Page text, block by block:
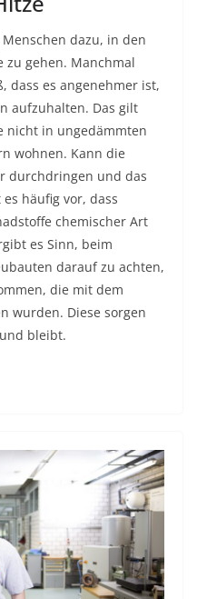
dazu, in den
zu gehen. Manchmal
dass es angenehmer ist,
aufzuhalten. Das gilt
nicht in ungedämmten
wohnen. Kann die
durchdringen und das
häufig vor, dass
chemischer Art
es Sinn, beim
darauf zu achten,
die mit dem
wurden. Diese sorgen
bleibt.